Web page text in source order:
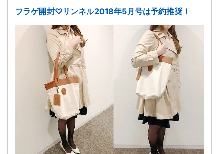
フラゲ開封♡リンネル2018年5月号は予約推奨！